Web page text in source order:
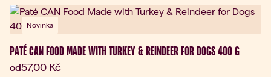
Novinka
PATÉ CAN FOOD MADE WITH TURKEY & REINDEER FOR DOGS 400 G
odAktuální cena:
57,00 Kč